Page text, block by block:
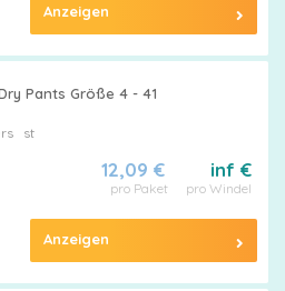
Anzeigen
Pants Größe 4 - 41
st
inf €
pro Windel
12,09 €
pro Paket
Anzeigen